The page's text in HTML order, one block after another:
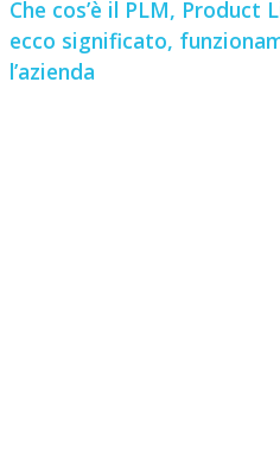
Che cos’è il PLM, Product
ecco significato,
l’azienda